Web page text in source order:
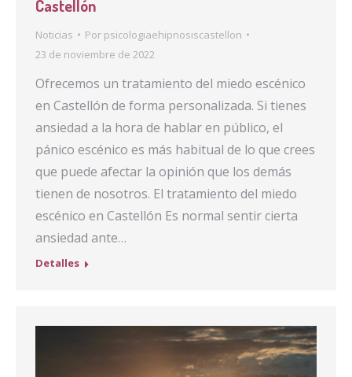
Castellón
Noticias Por psicologiaehipnosiscastellon
23 de noviembre de 2022
Ofrecemos un tratamiento del miedo escénico
en Castellón de forma personalizada. Si tienes
ansiedad a la hora de hablar en público, el
pánico escénico es más habitual de lo que crees
que puede afectar la opinión que los demás
tienen de nosotros. El tratamiento del miedo
escénico en Castellón Es normal sentir cierta
ansiedad ante…
Detalles